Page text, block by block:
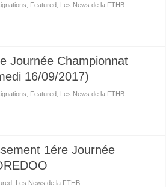
Featured Les News de la FTHB
Journée Championnat
16/09/2017)
Featured Les News de la FTHB
1ére Journée
Les News de la FTHB